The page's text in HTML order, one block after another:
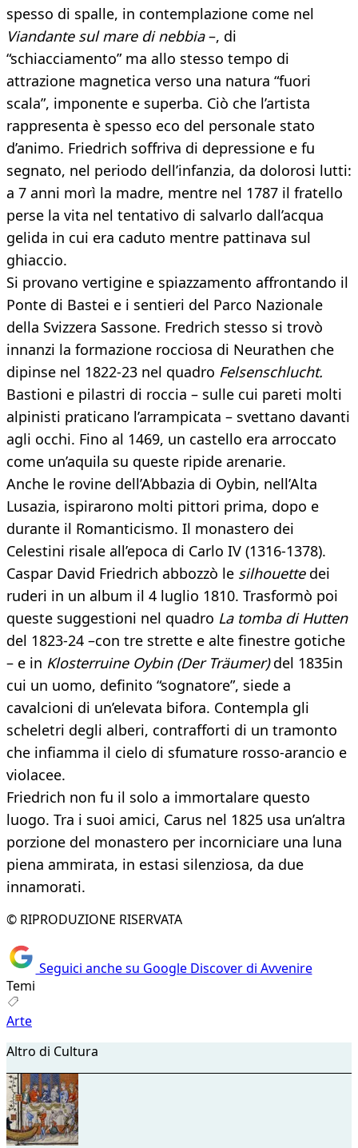
spesso di spalle, in contemplazione come nel
Viandante sul mare di nebbia–, di
“schiacciamento” ma allo stesso tempo di
attrazione magnetica verso una natura “fuori
scala”, imponente e superba. Ciò che l’artista
rappresenta è spesso eco del personale stato
d’animo. Friedrich soffriva di depressione e fu
segnato, nel periodo dell’infanzia, da dolorosi lutti:
a 7 anni morì la madre, mentre nel 1787 il fratello
perse la vita nel tentativo di salvarlo dall’acqua
gelida in cui era caduto mentre pattinava sul
ghiaccio.
Si provano vertigine e spiazzamento affrontando il
Ponte di Bastei e i sentieri del Parco Nazionale
della Svizzera Sassone. Fredrich stesso si trovò
innanzi la formazione rocciosa di Neurathen che
dipinse nel 1822-23 nel quadro Felsenschlucht.
Bastioni e pilastri di roccia – sulle cui pareti molti
alpinisti praticano l’arrampicata – svettano davanti
agli occhi. Fino al 1469, un castello era arroccato
come un’aquila su queste ripide arenarie.
Anche le rovine dell’Abbazia di Oybin, nell’Alta
Lusazia, ispirarono molti pittori prima, dopo e
durante il Romanticismo. Il monastero dei
Celestini risale all’epoca di Carlo IV (1316-1378).
Caspar David Friedrich abbozzò le silhouettedei
ruderi in un album il 4 luglio 1810. Trasformò poi
queste suggestioni nel quadro La tomba di Hutten
del 1823-24 –con tre strette e alte finestre gotiche
– e in Klosterruine Oybin (Der Träumer)del 1835in
cui un uomo, definito “sognatore”, siede a
cavalcioni di un’elevata bifora. Contempla gli
scheletri degli alberi, contrafforti di un tramonto
che infiamma il cielo di sfumature rosso-arancio e
violacee.
Friedrich non fu il solo a immortalare questo
luogo. Tra i suoi amici, Carus nel 1825 usa un’altra
porzione del monastero per incorniciare una luna
piena ammirata, in estasi silenziosa, da due
innamorati.
© RIPRODUZIONE RISERVATA
Seguici anche su Google Discover di Avvenire
Temi
Arte
Altro di Cultura